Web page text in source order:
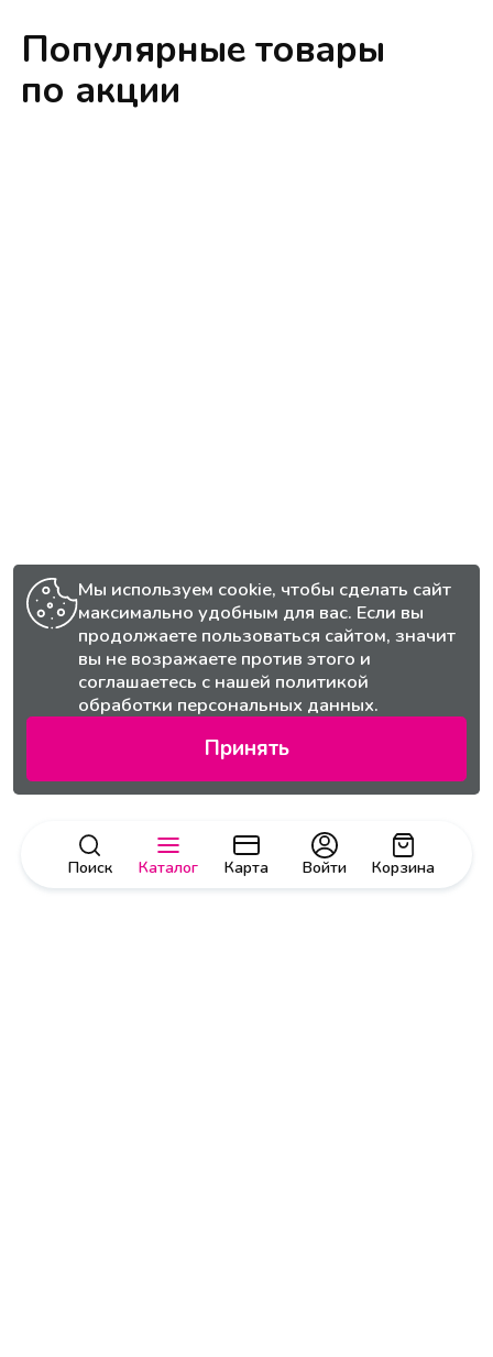
Поиск Каталог Карта Корзина
Войти
Популярные товары
по акции
Мы используем cookie, чтобы сделать сайт
максимально удобным для вас. Если вы
продолжаете пользоваться сайтом, значит
вы не возражаете против этого и
соглашаетесь с нашей политикой
обработки персональных данных.
Принять